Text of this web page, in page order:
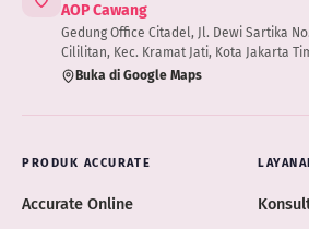
AOP Cawang
Gedung Office Citadel, Jl. Dewi Sartika
Cililitan, Kec. Kramat Jati, Kota Jakarta
Buka di Google Maps
PRODUK ACCURATE
Accurate Online